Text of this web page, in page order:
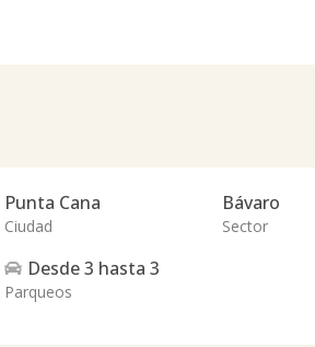
Punta Cana
Ciudad
Bávaro
Sector
Desde3 hasta 3
Parqueos